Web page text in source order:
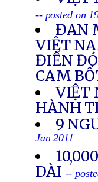
-- posted on
ĐAN
VIỆT
ĐIỂN
CAM
VIỆT
HÀNH
9
Jan 2011
DÀI --